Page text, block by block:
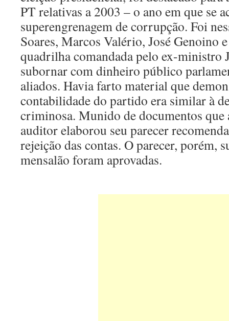
PT relativas a 2003 – o ano em que se
superengrenagem de corrupção. Foi
Soares, Marcos Valério, José Genoino
quadrilha comandada pelo ex-ministro
subornar com dinheiro público
aliados. Havia farto material que
contabilidade do partido era similar à
criminosa. Munido de documentos que
auditor elaborou seu parecer
rejeição das contas. O parecer, porém,
mensalão foram aprovadas.